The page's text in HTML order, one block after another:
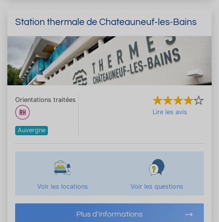
Station thermale de Chateauneuf-les-Bains
Orientations traitées
Auvergne
Lire les avis
Voir les locations Voir les questions
Plus d'informations